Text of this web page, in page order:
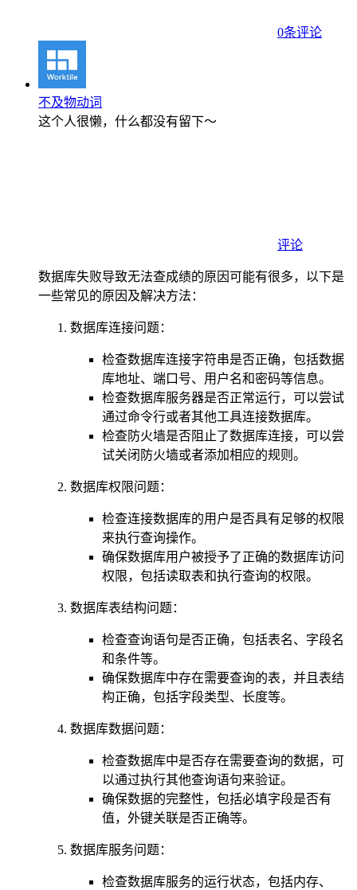
0条评论
不及物动词
这个人很懒，什么都没有留下～
评论
数据库失败导致无法查成绩的原因可能有很多，以下是
一些常见的原因及解决方法：
数据库连接问题：
检查数据库连接字符串是否正确，包括数据
库地址、端口号、用户名和密码等信息。
检查数据库服务器是否正常运行，可以尝试
通过命令行或者其他工具连接数据库。
检查防火墙是否阻止了数据库连接，可以尝
试关闭防火墙或者添加相应的规则。
数据库权限问题：
检查连接数据库的用户是否具有足够的权限
来执行查询操作。
确保数据库用户被授予了正确的数据库访问
权限，包括读取表和执行查询的权限。
数据库表结构问题：
检查查询语句是否正确，包括表名、字段名
和条件等。
确保数据库中存在需要查询的表，并且表结
构正确，包括字段类型、长度等。
数据库数据问题：
检查数据库中是否存在需要查询的数据，可
以通过执行其他查询语句来验证。
确保数据的完整性，包括必填字段是否有
值，外键关联是否正确等。
数据库服务问题：
检查数据库服务的运行状态，包括内存、